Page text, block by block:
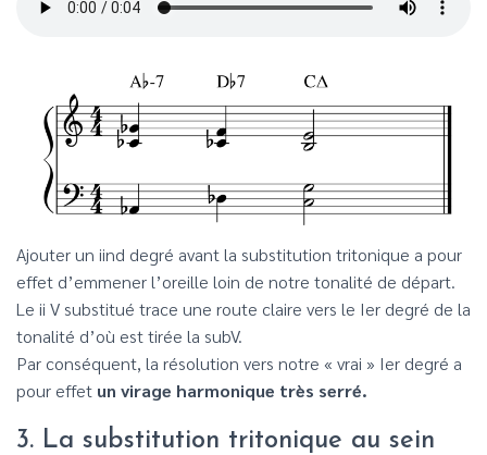
Ajouter un iind degré avant la substitution tritonique a pour
effet d’emmener l’oreille loin de notre tonalité de départ.
Le ii V substitué trace une route claire vers le Ier degré de la
tonalité d’où est tirée la subV.
Par conséquent, la résolution vers notre « vrai » Ier degré a
pour effet un virage harmonique très serré.
3. La substitution tritonique au sein